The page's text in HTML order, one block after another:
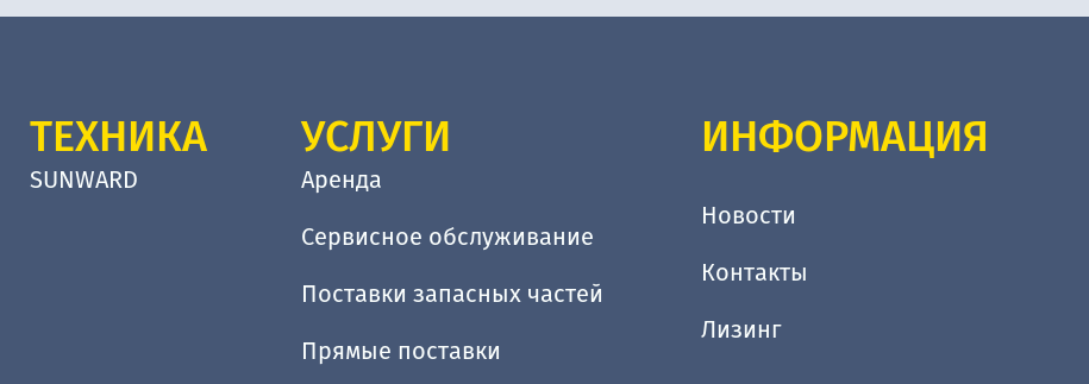
ТЕХНИКА
SUNWARD
УСЛУГИ
Аренда
Сервисное обслуживание
Поставки запасных частей
Прямые поставки
ИНФОРМАЦИЯ
Новости
Контакты
Лизинг